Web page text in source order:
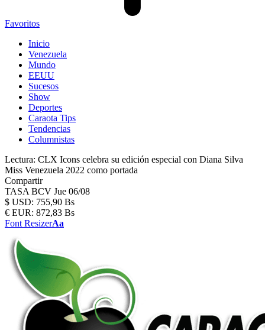
Favoritos
Inicio
Venezuela
Mundo
EEUU
Sucesos
Show
Deportes
Caraota Tips
Tendencias
Columnistas
Lectura: CLX Icons celebra su edición especial con Diana Silva
Miss Venezuela 2022 como portada
Compartir
TASA BCV Jue 06/08
$ USD: 755,90 Bs
€ EUR: 872,83 Bs
Font ResizerAa